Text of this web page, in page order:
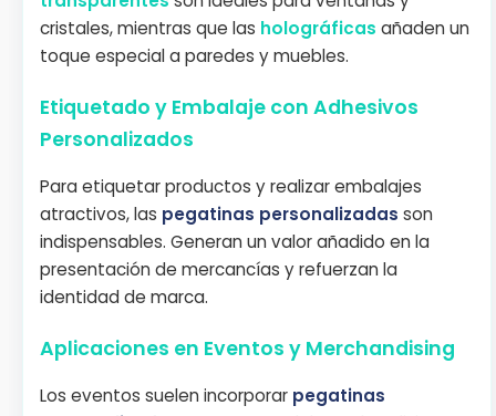
cristales, mientras que las holográficas añaden un
toque especial a paredes y muebles.
Etiquetado y Embalaje con Adhesivos
Personalizados
Para etiquetar productos y realizar embalajes
atractivos, las pegatinas personalizadas son
indispensables. Generan un valor añadido en la
presentación de mercancías y refuerzan la
identidad de marca.
Aplicaciones en Eventos y Merchandising
Los eventos suelen incorporar pegatinas